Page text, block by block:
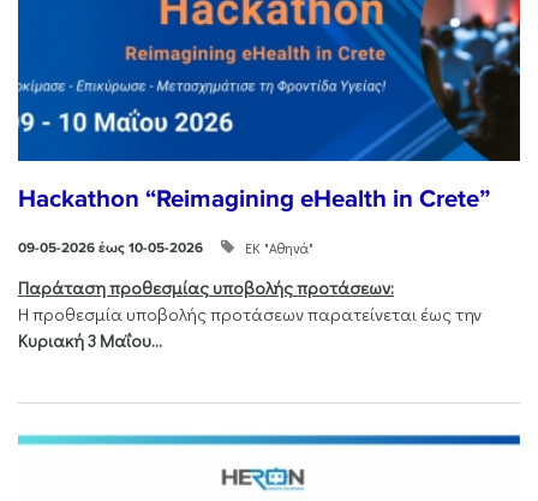
Hackathon “Reimagining eHealth in Crete”
09-05-2026 έως 10-05-2026 ΕΚ "Αθηνά"
Παράταση προθεσμίας υποβολής προτάσεων:
Η προθεσμία υποβολής προτάσεων παρατείνεται έως την
Κυριακή 3 Μαΐου...